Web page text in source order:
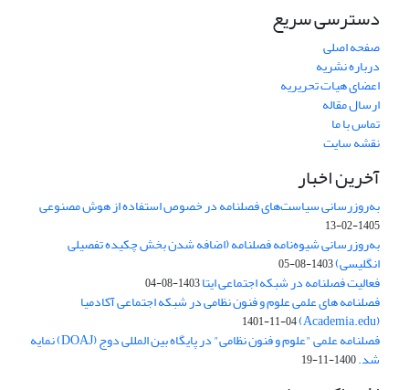
دسترسی سریع
صفحه اصلی
درباره نشریه
اعضای هیات تحریریه
ارسال مقاله
تماس با ما
نقشه سایت
آخرین اخبار
به‌روزرسانی سیاست‌های فصلنامه در خصوص استفاده از هوش مصنوعی
1405-02-13
به‌روزرسانی شیوه‌نامه فصلنامه (اضافه شدن بخش چکیده تفصیلی
انگلیسی)1403-08-05
فعالیت فصلنامه در شبکه اجتماعی ایتا1403-08-04
فصلنامه های علمی علوم و فنون نظامی در شبکه اجتماعی آکادمیا
(Academia.edu)
1401-11-04
فصلنامه علمی "علوم و فنون نظامی" در پایگاه بین المللی دوج (DOAJ) نمایه
شد.1400-11-19